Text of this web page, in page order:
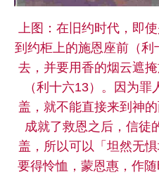
上图：在旧约时代，即
到约柜上的施恩座前（
去，并要用香的烟云遮
（利十六13）。因为
盖，就不能直接来到神
成就了救恩之后，信徒
盖，所以可以「坦然无
要得怜恤，蒙恩惠，作随